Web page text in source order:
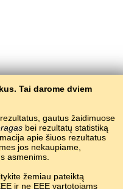
Tai darome dviem
gautus žaidimuose
bei rezultatų statistiką
apie šiuos rezultatus
jos nekaupiame,
asmenims.
žemiau pateiktą
ir ne EEE vartotojams